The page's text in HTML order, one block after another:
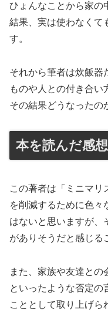
ひょんなことから家の
結果、実は使わなくて
す。
それから筆者は炊飯器
ものや人との付き合い
その結果どうなったの
本を読んだ感想
この著者は「ミニマリ
を削減するために色々
はないと思いますが、
がありそうだと感じる
また、家族や友達との
といったような否定の
こととして取り上げら